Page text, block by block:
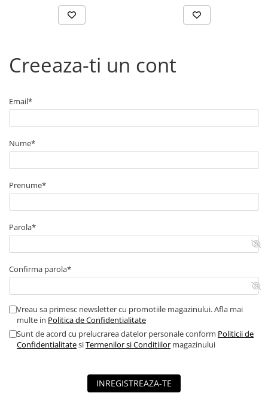
■ Siguranta auto
■ Capace roti
■ Suporturi portbagaj
■ Consumabile service
■ Echipamente de ridicare
■ Produse universale
■ Echipamente atelier
pneumatice
■ Consumabile vopsitorie
■ Carlige remorcare
■ Accesorii vehicule electrice
■ Mobilier service
Creeaza-ti un cont
Email*
Nume*
Prenume*
Parola*
Confirma parola*
Vreau sa primesc newsletter cu promotiile magazinului. Afla mai
multe in Politica de Confidentialitate
Sunt de acord cu prelucrarea datelor personale conform Politicii de
ConfidentialitatesiTermenilor si Conditiilor magazinului
INREGISTREAZA-TE